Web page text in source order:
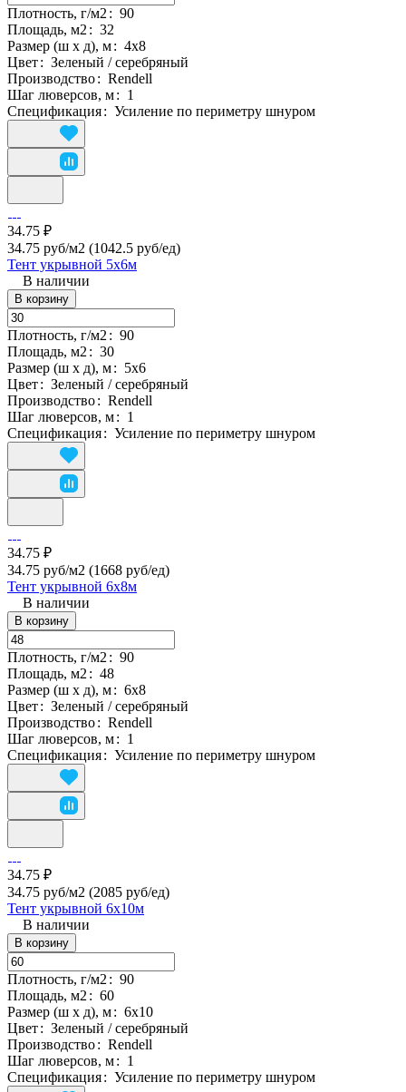
Плотность, г/м2: 90
Площадь, м2: 32
Размер (ш х д), м: 4х8
Цвет: Зеленый / серебряный
Производство: Rendell
Шаг люверсов, м: 1
Спецификация: Усиление по периметру шнуром
34.75 ₽
34.75 руб/м2 (1042.5 руб/eд)
Тент укрывной 5х6м
В наличии
В корзину
Плотность, г/м2: 90
Площадь, м2: 30
Размер (ш х д), м: 5х6
Цвет: Зеленый / серебряный
Производство: Rendell
Шаг люверсов, м: 1
Спецификация: Усиление по периметру шнуром
34.75 ₽
34.75 руб/м2 (1668 руб/eд)
Тент укрывной 6х8м
В наличии
В корзину
Плотность, г/м2: 90
Площадь, м2: 48
Размер (ш х д), м: 6х8
Цвет: Зеленый / серебряный
Производство: Rendell
Шаг люверсов, м: 1
Спецификация: Усиление по периметру шнуром
34.75 ₽
34.75 руб/м2 (2085 руб/eд)
Тент укрывной 6х10м
В наличии
В корзину
Плотность, г/м2: 90
Площадь, м2: 60
Размер (ш х д), м: 6х10
Цвет: Зеленый / серебряный
Производство: Rendell
Шаг люверсов, м: 1
Спецификация: Усиление по периметру шнуром